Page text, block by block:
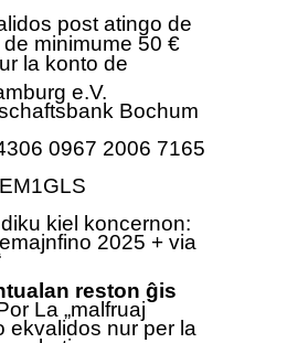
post atingo de
minimume 50 €
la konto de
e.V.
Bochum
0967 2006 7165
kiel koncernon:
2025 + via
reston ĝis
La „malfruaj
ekvalidos nur per la